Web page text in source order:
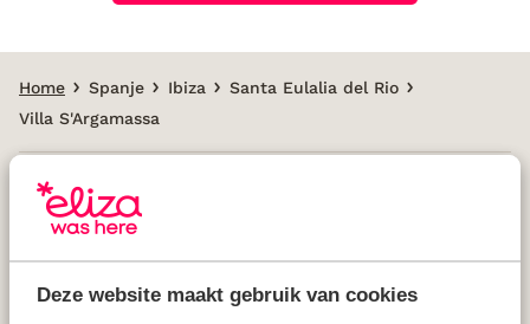
Deze website maakt gebruik van cookies
Home Spanje Ibiza
Santa Eulalia del Rio
Villa S'Argamassa
Vakantie Griekenland
Vakantie Spanje